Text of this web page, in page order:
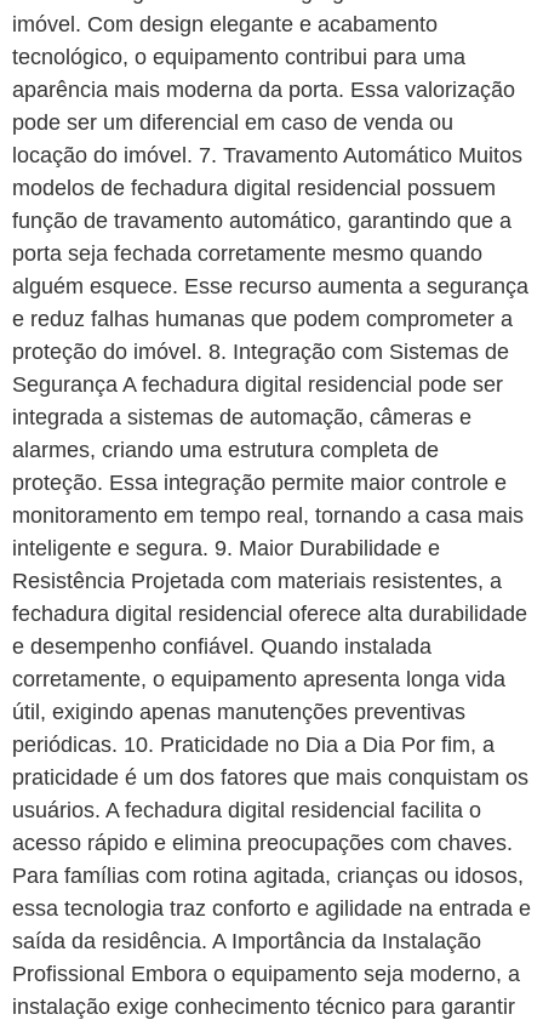
imóvel. Com design elegante e acabamento
tecnológico, o equipamento contribui para uma
aparência mais moderna da porta. Essa valorização
pode ser um diferencial em caso de venda ou
locação do imóvel. 7. Travamento Automático Muitos
modelos de fechadura digital residencial possuem
função de travamento automático, garantindo que a
porta seja fechada corretamente mesmo quando
alguém esquece. Esse recurso aumenta a segurança
e reduz falhas humanas que podem comprometer a
proteção do imóvel. 8. Integração com Sistemas de
Segurança A fechadura digital residencial pode ser
integrada a sistemas de automação, câmeras e
alarmes, criando uma estrutura completa de
proteção. Essa integração permite maior controle e
monitoramento em tempo real, tornando a casa mais
inteligente e segura. 9. Maior Durabilidade e
Resistência Projetada com materiais resistentes, a
fechadura digital residencial oferece alta durabilidade
e desempenho confiável. Quando instalada
corretamente, o equipamento apresenta longa vida
útil, exigindo apenas manutenções preventivas
periódicas. 10. Praticidade no Dia a Dia Por fim, a
praticidade é um dos fatores que mais conquistam os
usuários. A fechadura digital residencial facilita o
acesso rápido e elimina preocupações com chaves.
Para famílias com rotina agitada, crianças ou idosos,
essa tecnologia traz conforto e agilidade na entrada e
saída da residência. A Importância da Instalação
Profissional Embora o equipamento seja moderno, a
instalação exige conhecimento técnico para garantir